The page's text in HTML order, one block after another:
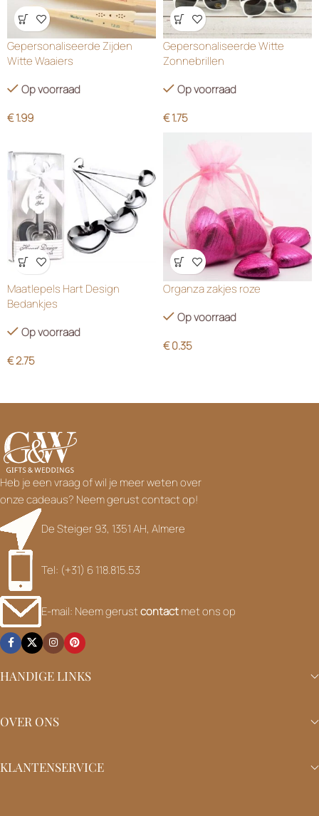
Wensenlijst
Gepersonaliseerde Zijden
Witte Waaiers
Op voorraad
€1.99
Wensenlijst
Gepersonaliseerde Witte
Zonnebrillen
Op voorraad
€1.75
Wensenlijst
Maatlepels Hart Design
Bedankjes
Op voorraad
€2.75
Wensenlijst
Organza zakjes roze
Op voorraad
€0.35
Heb je een vraag of wil je meer weten over
onze cadeaus? Neem gerust contact op!
De Steiger 93, 1351 AH, Almere
Tel: (+31) 6 118.815.53
E-mail: Neem gerustcontactmet ons op
HANDIGE LINKS
OVER ONS
KLANTENSERVICE